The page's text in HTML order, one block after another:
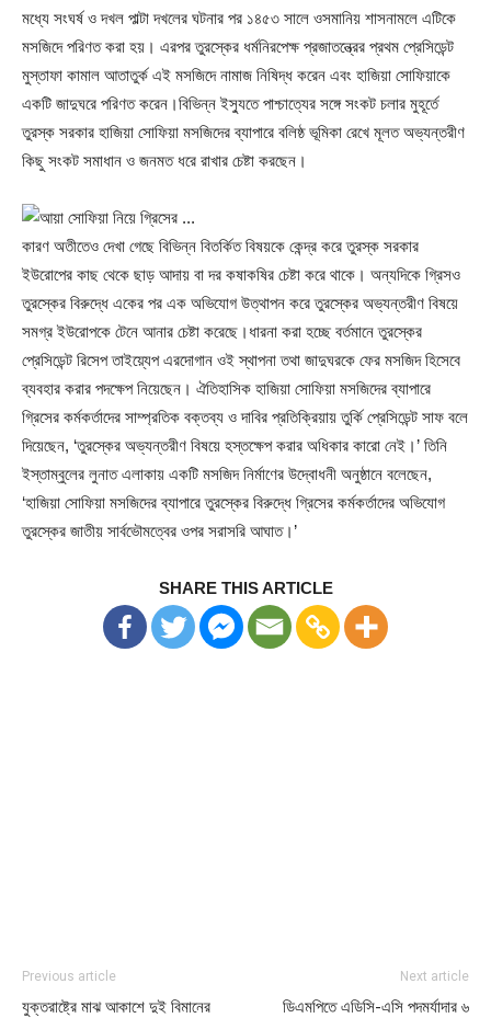
মধ্যে সংঘর্ষ ও দখল পাল্টা দখলের ঘটনার পর ১৪৫৩ সালে ওসমানিয় শাসনামলে এটিকে
মসজিদে পরিণত করা হয়। এরপর তুরস্কের ধর্মনিরপেক্ষ প্রজাতন্ত্রের প্রথম প্রেসিডেন্ট
মুস্তাফা কামাল আতাতুর্ক এই মসজিদে নামাজ নিষিদ্ধ করেন এবং হাজিয়া সোফিয়াকে
একটি জাদুঘরে পরিণত করেন।বিভিন্ন ইস্যুতে পাশ্চাত্যের সঙ্গে সংকট চলার মুহূর্তে
তুরস্ক সরকার হাজিয়া সোফিয়া মসজিদের ব্যাপারে বলিষ্ঠ ভূমিকা রেখে মূলত অভ্যন্তরীণ
কিছু সংকট সমাধান ও জনমত ধরে রাখার চেষ্টা করছেন।
কারণ অতীতেও দেখা গেছে বিভিন্ন বিতর্কিত বিষয়কে কেন্দ্র করে তুরস্ক সরকার
ইউরোপের কাছ থেকে ছাড় আদায় বা দর কষাকষির চেষ্টা করে থাকে। অন্যদিকে গ্রিসও
তুরস্কের বিরুদ্ধে একের পর এক অভিযোগ উত্থাপন করে তুরস্কের অভ্যন্তরীণ বিষয়ে
সমগ্র ইউরোপকে টেনে আনার চেষ্টা করেছে।ধারনা করা হচ্ছে বর্তমানে তুরস্কের
প্রেসিডেন্ট রিসেপ তাইয়্যেপ এরদোগান ওই স্থাপনা তথা জাদুঘরকে ফের মসজিদ হিসেবে
ব্যবহার করার পদক্ষেপ নিয়েছেন। ঐতিহাসিক হাজিয়া সোফিয়া মসজিদের ব্যাপারে
গ্রিসের কর্মকর্তাদের সাম্প্রতিক বক্তব্য ও দাবির প্রতিক্রিয়ায় তুর্কি প্রেসিডেন্ট সাফ বলে
দিয়েছেন, ‘তুরস্কের অভ্যন্তরীণ বিষয়ে হস্তক্ষেপ করার অধিকার কারো নেই।’ তিনি
ইস্তাম্বুলের লুনাত এলাকায় একটি মসজিদ নির্মাণের উদ্বোধনী অনুষ্ঠানে বলেছেন,
‘হাজিয়া সোফিয়া মসজিদের ব্যাপারে তুরস্কের বিরুদ্ধে গ্রিসের কর্মকর্তাদের অভিযোগ
তুরস্কের জাতীয় সার্বভৌমত্বের ওপর সরাসরি আঘাত।’
SHARE THIS ARTICLE
Previous article
যুক্তরাষ্ট্রে মাঝ আকাশে দুই বিমানের
Next article
ডিএমপিতে এডিসি-এসি পদমর্যাদার ৬